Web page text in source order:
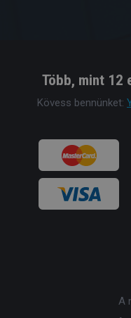
Több, mint 12
Kövess bennünket:
A